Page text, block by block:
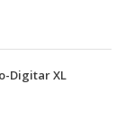
Digitar XL